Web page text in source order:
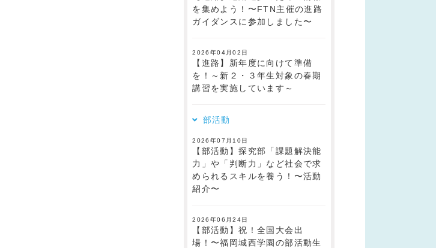
を集めよう！〜FTN主催の進路
ガイダンスに参加しました〜
2026年04月02日
【進路】新年度に向けて準備
を！～新２・３年生対象の春期
講習を実施しています～
部活動
2026年07月10日
【部活動】探究部「課題解決能
力」や「判断力」など社会で求
められるスキルを養う！〜活動
紹介〜
2026年06月24日
【部活動】祝！全国大会出
場！〜福岡城西学園の部活動生